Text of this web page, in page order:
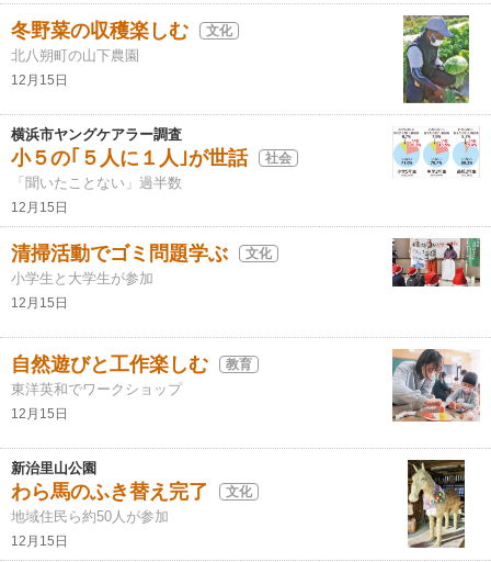
冬野菜の収穫楽しむ 文化
北八朔町の山下農園
12月15日
横浜市ヤングケアラー調査
小５の｢５人に１人｣が世話 社会
「聞いたことない」過半数
12月15日
清掃活動でゴミ問題学ぶ 文化
小学生と大学生が参加
12月15日
自然遊びと工作楽しむ 教育
東洋英和でワークショップ
12月15日
新治里山公園
わら馬のふき替え完了 文化
地域住民ら約50人が参加
12月15日